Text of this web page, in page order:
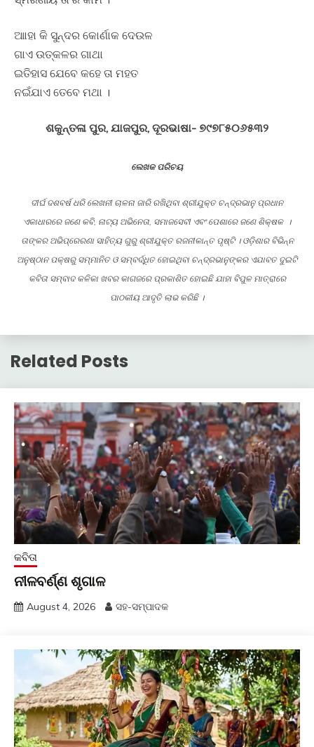
ଆାହା କି ସୁନ୍ଦର କୋର୍ଣାକ ଦେଉଳ
ଗାଏ ଉତ୍କଳର ଗାଥା
ଇତିହାସ ଯେବେ କହେ ତା ମହତ
ନଇଁଯାଏ ତେବେ ମଥା ।
ଶକୁନ୍ତଳା ପୁର, ଯାଜପୁର, ଦୂରଭାଷା- ୭୯୭୮୫୦୬୫୩୨
ଲେଖକ ପରିଚୟ
ଦୀର୍ଘ ଦଶବର୍ଷ ଧରି ଲେଖନୀ ଚାଳନା ଜାରି ରଖିଥିବା ଶ୍ରୀଯୁକ୍ତ ଚନ୍ଦ୍ରଭାନୁ ପ୍ରଧାନ
ଏକାଧାରରେ ଜଣେ କବି, ନାଟ୍ୟ ଅଭିନେତା, ସମାଜସେବୀ ଏବଂ ପେଶାରେ ଜଣେ ଶିକ୍ଷକ ।
ତାଙ୍କର ଅଭିପ୍ରେରଣା ସାହିତ୍ୟ ଗୁରୁ ଶ୍ରୀଯୁକ୍ତ ରଜନୀକାନ୍ତ ପୃଷ୍ଟି । ଓଡ଼ିଶାର ବିଭିନ୍ନ
ଅନୁଷ୍ଠାନ ପକ୍ଷରୁ ସମ୍ମାନିତ ଓ ସମ୍ବର୍ଦ୍ଧିତ ହୋଇଥିବା ଚନ୍ଦ୍ରଭାନୁଙ୍କର ଏଯାବତ ଦୁଇଟି
କବିତା ସମ୍ବାଦ କଳିକା ଖବର କାଗଜରେ ପ୍ରକାଶିତ ହୋଇଛି ଯାହା ବିପୁଳ ମାତ୍ରାରେ
ପାଠକୀୟ ଆଦୃତି ଲାଭ କରିଛି ।
Related Posts
କବିତା
ନୀଳବର୍ଣ୍ଣ ଶୃଗାଳ
August 4, 2026 ସହ-ସମ୍ପାଦକ